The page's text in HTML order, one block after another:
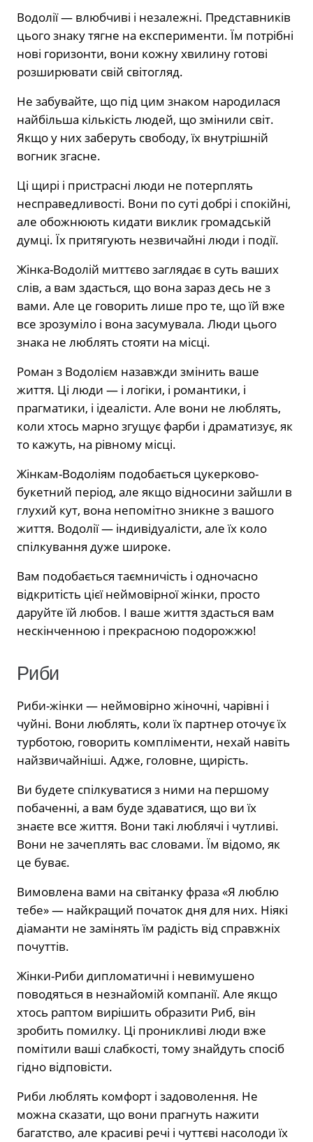
Водолії — влюбчиві і незалежні. Представників
цього знаку тягне на експерименти. Їм потрібні
нові горизонти, вони кожну хвилину готові
розширювати свій світогляд.
Не забувайте, що під цим знаком народилася
найбільша кількість людей, що змінили світ.
Якщо у них заберуть свободу, їх внутрішній
вогник згасне.
Ці щирі і пристрасні люди не потерплять
несправедливості. Вони по суті добрі і спокійні,
але обожнюють кидати виклик громадській
думці. Їх притягують незвичайні люди і події.
Жінка-Водолій миттєво заглядає в суть ваших
слів, а вам здасться, що вона зараз десь не з
вами. Але це говорить лише про те, що їй вже
все зрозуміло і вона засумувала. Люди цього
знака не люблять стояти на місці.
Роман з Водолієм назавжди змінить ваше
життя. Ці люди — і логіки, і романтики, і
прагматики, і ідеалісти. Але вони не люблять,
коли хтось марно згущує фарби і драматизує, як
то кажуть, на рівному місці.
Жінкам-Водоліям подобається цукерково-
букетний період, але якщо відносини зайшли в
глухий кут, вона непомітно зникне з вашого
життя. Водолії — індивідуалісти, але їх коло
спілкування дуже широке.
Вам подобається таємничість і одночасно
відкритість цієї неймовірної жінки, просто
даруйте їй любов. І ваше життя здасться вам
нескінченною і прекрасною подорожжю!
Риби
Риби-жінки — неймовірно жіночні, чарівні і
чуйні. Вони люблять, коли їх партнер оточує їх
турботою, говорить компліменти, нехай навіть
найзвичайніші. Адже, головне, щирість.
Ви будете спілкуватися з ними на першому
побаченні, а вам буде здаватися, що ви їх
знаєте все життя. Вони такі люблячі і чутливі.
Вони не зачеплять вас словами. Їм відомо, як
це буває.
Вимовлена ​​вами на світанку фраза «Я люблю
тебе» — найкращий початок дня для них. Ніякі
діаманти не замінять їм радість від справжніх
почуттів.
Жінки-Риби дипломатичні і невимушено
поводяться в незнайомій компанії. Але якщо
хтось раптом вирішить образити Риб, він
зробить помилку. Ці проникливі люди вже
помітили ваші слабкості, тому знайдуть спосіб
гідно відповісти.
Риби люблять комфорт і задоволення. Не
можна сказати, що вони прагнуть нажити
багатство, але красиві речі і чуттєві насолоди їх